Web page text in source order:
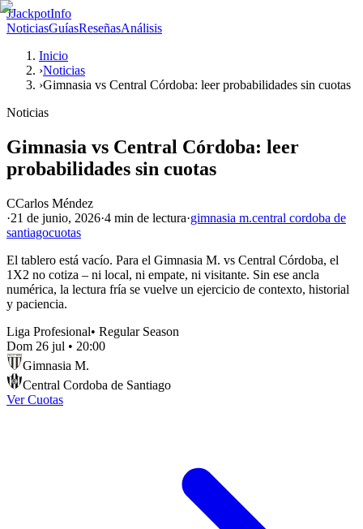
JJackpotInfo
NoticiasGuíasReseñasAnálisis
Inicio
›Noticias
›Gimnasia vs Central Córdoba: leer probabilidades sin cuotas
Noticias
Gimnasia vs Central Córdoba: leer
probabilidades sin cuotas
CCarlos Méndez
·21 de junio, 2026·4 min de lectura·gimnasia m.central cordoba de
santiagocuotas
El tablero está vacío. Para el Gimnasia M. vs Central Córdoba, el
1X2 no cotiza – ni local, ni empate, ni visitante. Sin ese ancla
numérica, la lectura fría se vuelve un ejercicio de contexto, historial
y paciencia.
Liga Profesional• Regular Season
Dom 26 jul • 20:00
Gimnasia M.
Central Cordoba de Santiago
Ver Cuotas